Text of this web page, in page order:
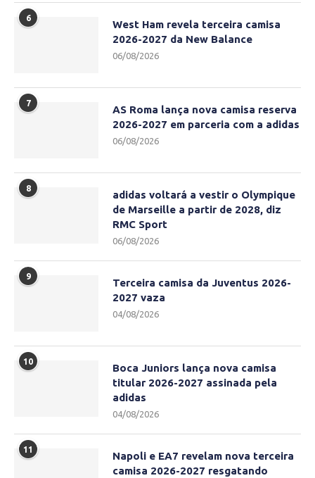
6
West Ham revela terceira camisa
2026-2027 da New Balance
06/08/2026
7
AS Roma lança nova camisa reserva
2026-2027 em parceria com a adidas
06/08/2026
8
adidas voltará a vestir o Olympique
de Marseille a partir de 2028, diz
RMC Sport
06/08/2026
9
Terceira camisa da Juventus 2026-
2027 vaza
04/08/2026
10
Boca Juniors lança nova camisa
titular 2026-2027 assinada pela
adidas
04/08/2026
11
Napoli e EA7 revelam nova terceira
camisa 2026-2027 resgatando